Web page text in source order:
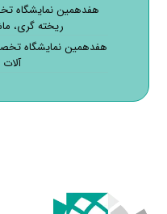
هفدهمین نمایشگاه
ریخته گری،
هفدهمین نمایشگاه